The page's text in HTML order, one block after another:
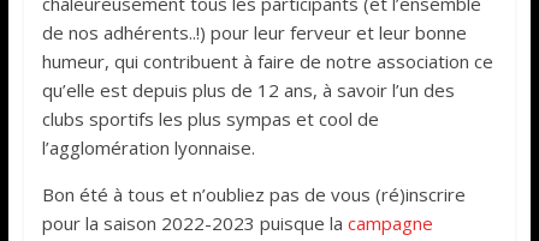
de nos adhérents..!) pour leur ferveur et leur bonne
humeur, qui contribuent à faire de notre association ce
qu’elle est depuis plus de 12 ans, à savoir l’un des
clubs sportifs les plus sympas et cool de
l’agglomération lyonnaise.
Bon été à tous et n’oubliez pas de vous (ré)inscrire
pour la saison 2022-2023 puisque la campagne